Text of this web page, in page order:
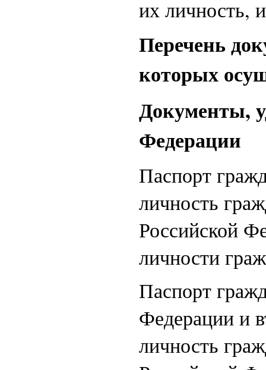
их личность,
Перечень
которых
Документы,
Федерации
Паспорт
личность
Российской
личности
Паспорт
Федерации и
личность